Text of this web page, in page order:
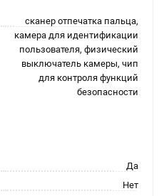
сканер отпечатка пальца,
камера для идентификации
пользователя, физический
выключатель камеры, чип
для контроля функций
безопасности
Да
Нет